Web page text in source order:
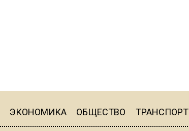
ЭКОНОМИКА ОБЩЕСТВО ТРАНСПОРТ